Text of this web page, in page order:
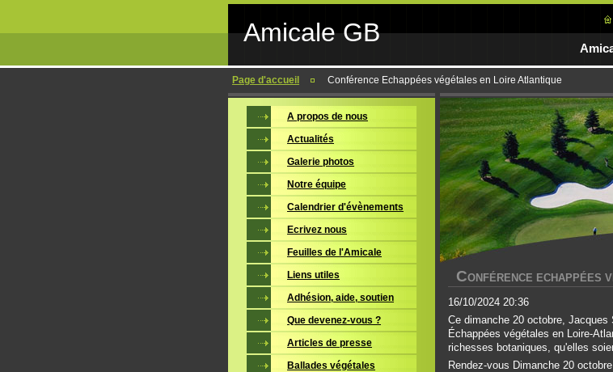
Amicale GB
Page d'accueil Conférence Echappées végétales en Loire Atlantique
CONFÉRENCE ECHAPPÉES
16/10/2024 20:36
Ce dimanche 20 octobre,
Échappées végétales en Loire-
richesses botaniques, qu'elles
Rendez-vous Dimanche 20
A propos de nous
Actualités
Galerie photos
Notre équipe
Calendrier d'évènements
Ecrivez nous
Feuilles de l'Amicale
Liens utiles
Adhésion, aide, soutien
Que devenez-vous ?
Articles de presse
Ballades végétales